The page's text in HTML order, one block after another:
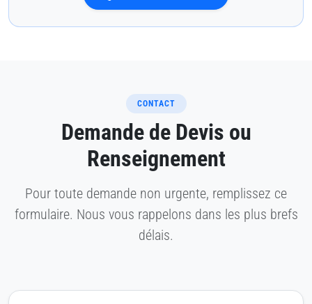
CONTACT
Demande de Devis ou
Renseignement
Pour toute demande non urgente, remplissez ce
formulaire. Nous vous rappelons dans les plus brefs
délais.